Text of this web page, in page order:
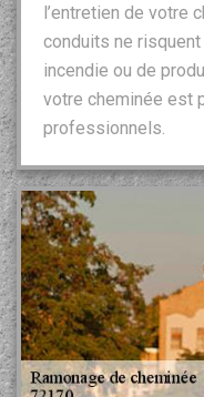
l’entretien de votre
conduits ne
incendie ou de
votre cheminée est
professionnels.